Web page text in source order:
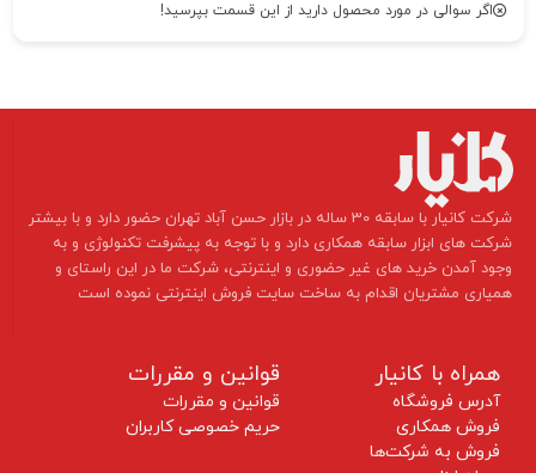
اگر سوالی در مورد محصول دارید از این قسمت بپرسید!
​شرکت کانیار با سابقه 30 ساله در بازار حسن آباد تهران حضور دارد و با بیشتر
شرکت های ابزار سابقه همکاری دارد و با توجه به پیشرفت تکنولوژی و به
وجود آمدن خرید های غیر حضوری و اینترنتی، شرکت ما در این راستای و
همیاری مشتریان اقدام به ساخت سایت فروش اینترنتی نموده است ​​​​​​​
همراه با کانیار
آدرس فروشگاه
فروش همکاری
فروش به شرکت‌ها
قوانین و مقررات
قوانین و مقررات
حریم خصوصی کاربران